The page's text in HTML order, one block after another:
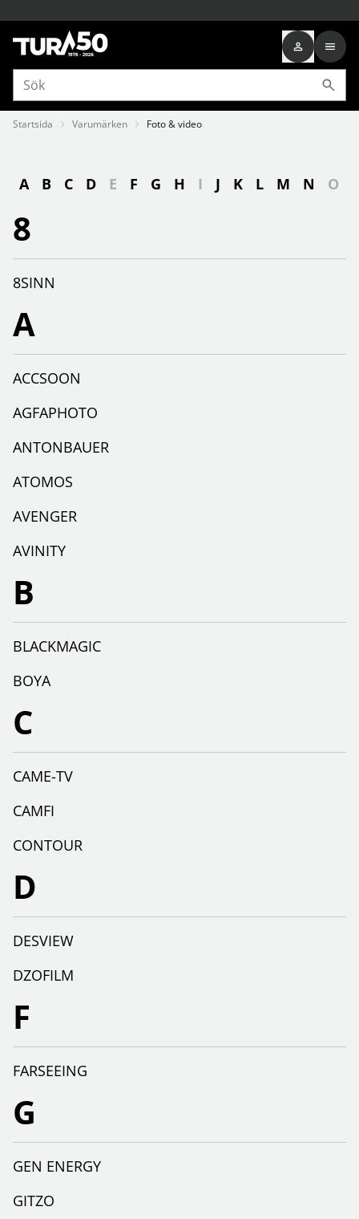
Startsida Varumärken Foto & video
A B C D E F G H I J K L M N O
8
8SINN
A
ACCSOON
AGFAPHOTO
ANTONBAUER
ATOMOS
AVENGER
AVINITY
B
BLACKMAGIC
BOYA
C
CAME-TV
CAMFI
CONTOUR
D
DESVIEW
DZOFILM
F
FARSEEING
G
GEN ENERGY
GITZO